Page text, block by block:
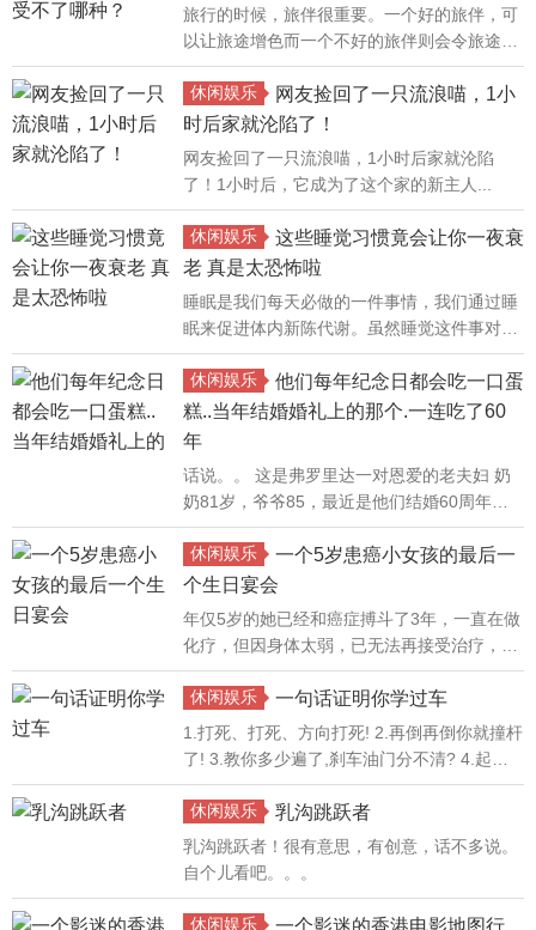
旅行的时候，旅伴很重要。一个好的旅伴，可
以让旅途增色而一个不好的旅伴则会令旅途失
色。一起旅行需要互相包容，有人分担住宿费
用、有人帮你找路看地图、吃餐厅可以边吃边
聊……所以你也要忍受对方与你不同的生活习
惯。以下这些情形你最忍受不了哪一种呢？
休闲娱乐
网友捡回了一只流浪喵，1小
时后家就沦陷了！
网友捡回了一只流浪喵，1小时后家就沦陷
了！1小时后，它成为了这个家的新主人...
休闲娱乐
这些睡觉习惯竟会让你一夜衰
老 真是太恐怖啦
睡眠是我们每天必做的一件事情，我们通过睡
眠来促进体内新陈代谢。虽然睡觉这件事对于
我们来说应该就像吃饭一样的平常，可是你知
道吗?你平时不注意的一些睡眠习惯或许就是
造成你早衰的罪魁祸首，所以睡觉时的一些加
速衰老的生活习惯我们一定要改掉。
休闲娱乐
他们每年纪念日都会吃一口蛋
糕..当年结婚婚礼上的那个.一连吃了60
年
话说。。 这是弗罗里达一对恩爱的老夫妇 奶
奶81岁，爷爷85，最近是他们结婚60周年纪
念日。 每一年， 他们庆祝的方式和大多数夫
妇一样，就是吃蛋糕。 只不过， 他们吃的蛋
糕。。。
休闲娱乐
一个5岁患癌小女孩的最后一
个生日宴会
年仅5岁的她已经和癌症搏斗了3年，一直在做
化疗，但因身体太弱，已无法再接受治疗，最
近她度过了最后的生日会。
休闲娱乐
一句话证明你学过车
1.打死、打死、方向打死! 2.再倒再倒你就撞杆
了! 3.教你多少遍了,刹车油门分不清? 4.起步
的时候你能不能慢点? 5...
休闲娱乐
乳沟跳跃者
乳沟跳跃者！很有意思，有创意，话不多说。
自个儿看吧。。。
休闲娱乐 一个影迷的香港电影地图行